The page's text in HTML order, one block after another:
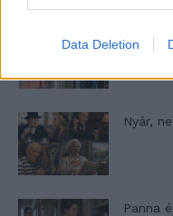
Data Deletion
A világ
Nyár,
Panna